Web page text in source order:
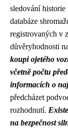
sledování
databáze
registrovaných v
důvěryhodnosti
koupi ojetého
včetně počtu
informacích o
předcházet
rozhodnutí.
na bezpečnost